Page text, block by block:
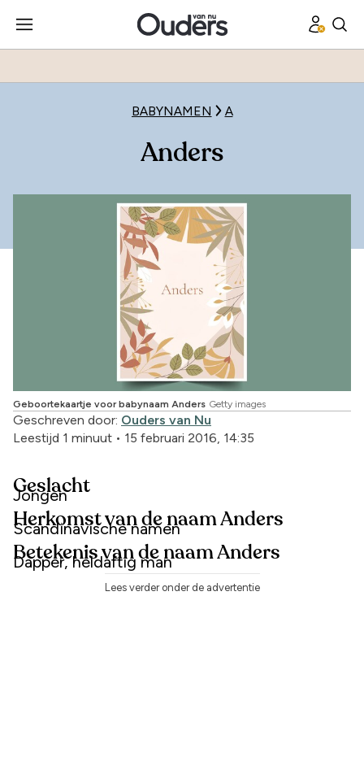
BABYNAMEN A
Anders
Geboortekaartje voor babynaam Anders Getty images
Geschreven door: Ouders van Nu
Leestijd 1 minuut • 15 februari 2016, 14:35
Geslacht
Jongen
Herkomst van de naam Anders
Scandinavische namen
Betekenis van de naam Anders
Dapper, heldaftig man
Lees verder onder de advertentie